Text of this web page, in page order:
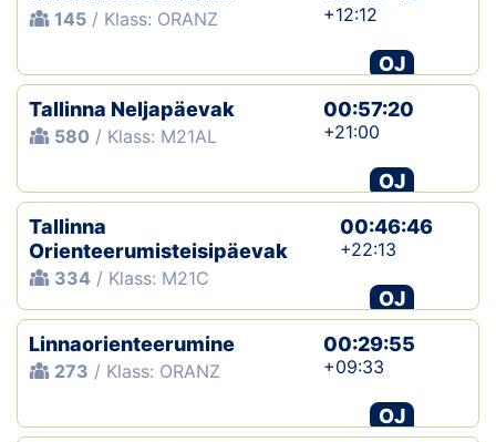
145 / Klass: ORANZ +12:12
OJ
Tallinna Neljapäevak
580 / Klass: M21AL
00:57:20
+21:00
OJ
Tallinna
Orienteerumisteisipäevak
334 / Klass: M21C
00:46:46
+22:13
OJ
Linnaorienteerumine
273 / Klass: ORANZ
00:29:55
+09:33
OJ